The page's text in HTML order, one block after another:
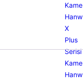
X
Plus
Serisi